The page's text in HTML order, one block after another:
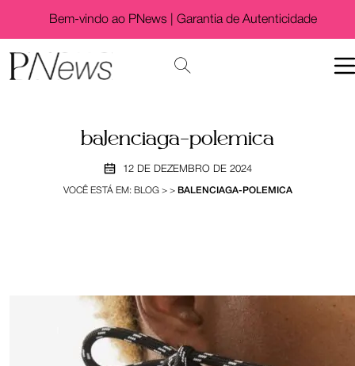
Bem-vindo ao PNews | Garantia de Autenticidade
balenciaga-polemica
12 DE DEZEMBRO DE 2024
VOCÊ ESTÁ EM: BLOG> > BALENCIAGA-POLEMICA